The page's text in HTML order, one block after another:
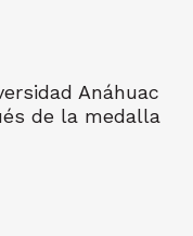
Anáhuac
de la medalla